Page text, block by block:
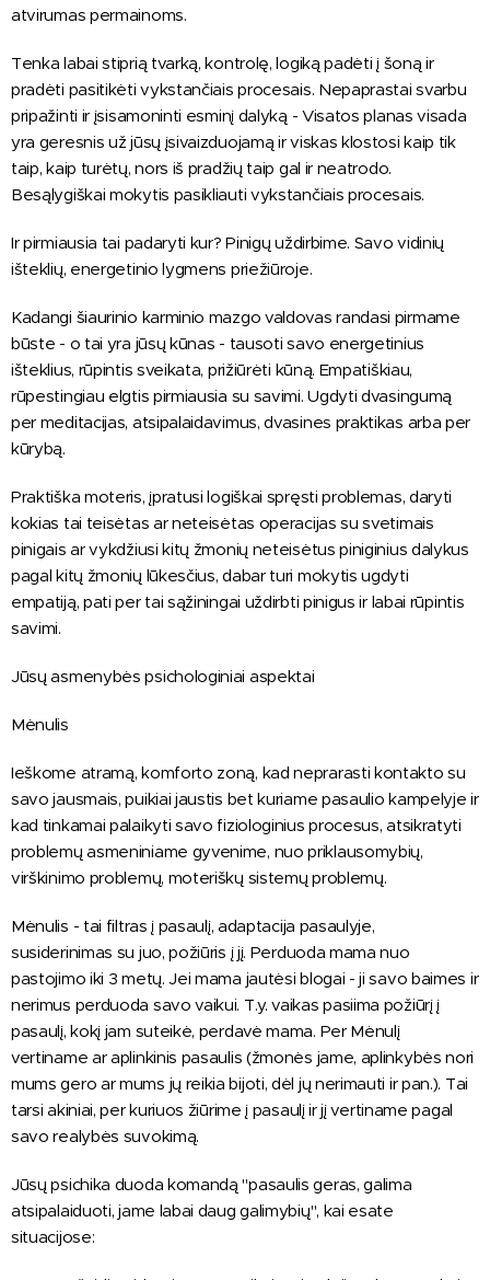
atvirumas permainoms.
Tenka labai stiprią tvarką, kontrolę, logiką padėti į šoną ir
pradėti pasitikėti vykstančiais procesais. Nepaprastai svarbu
pripažinti ir įsisamoninti esminį dalyką - Visatos planas visada
yra geresnis už jūsų įsivaizduojamą ir viskas klostosi kaip tik
taip, kaip turėtų, nors iš pradžių taip gal ir neatrodo.
Besąlygiškai mokytis pasikliauti vykstančiais procesais.
Ir pirmiausia tai padaryti kur? Pinigų uždirbime. Savo vidinių
išteklių, energetinio lygmens priežiūroje.
Kadangi šiaurinio karminio mazgo valdovas randasi pirmame
būste - o tai yra jūsų kūnas - tausoti savo energetinius
išteklius, rūpintis sveikata, prižiūrėti kūną. Empatiškiau,
rūpestingiau elgtis pirmiausia su savimi. Ugdyti dvasingumą
per meditacijas, atsipalaidavimus, dvasines praktikas arba per
kūrybą.
Praktiška moteris, įpratusi logiškai spręsti problemas, daryti
kokias tai teisėtas ar neteisėtas operacijas su svetimais
pinigais ar vykdžiusi kitų žmonių neteisėtus piniginius dalykus
pagal kitų žmonių lūkesčius, dabar turi mokytis ugdyti
empatiją, pati per tai sąžiningai uždirbti pinigus ir labai rūpintis
savimi.
Jūsų asmenybės psichologiniai aspektai
Mėnulis
Ieškome atramą, komforto zoną, kad neprarasti kontakto su
savo jausmais, puikiai jaustis bet kuriame pasaulio kampelyje ir
kad tinkamai palaikyti savo fiziologinius procesus, atsikratyti
problemų asmeniniame gyvenime, nuo priklausomybių,
virškinimo problemų, moteriškų sistemų problemų.
Mėnulis - tai filtras į pasaulį, adaptacija pasaulyje,
susiderinimas su juo, požiūris į jį. Perduoda mama nuo
pastojimo iki 3 metų. Jei mama jautėsi blogai - ji savo baimes ir
nerimus perduoda savo vaikui. T.y. vaikas pasiima požiūrį į
pasaulį, kokį jam suteikė, perdavė mama. Per Mėnulį
vertiname ar aplinkinis pasaulis (žmonės jame, aplinkybės nori
mums gero ar mums jų reikia bijoti, dėl jų nerimauti ir pan.). Tai
tarsi akiniai, per kuriuos žiūrime į pasaulį ir jį vertiname pagal
savo realybės suvokimą.
Jūsų psichika duoda komandą "pasaulis geras, galima
atsipalaiduoti, jame labai daug galimybių", kai esate
situacijose: